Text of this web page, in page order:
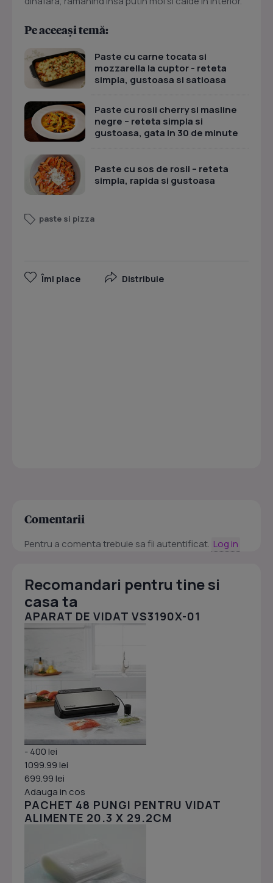
Pe aceeași temă:
Paste cu carne tocata si
mozzarella la cuptor - reteta
simpla, gustoasa si satioasa
Paste cu rosii cherry si masline
negre – reteta simpla si
gustoasa, gata in 30 de minute
Paste cu sos de rosii – reteta
simpla, rapida si gustoasa
paste si pizza
Îmi place Distribuie
Comentarii
Pentru a comenta trebuie sa fii autentificat. Log in
Recomandari pentru tine si
casa ta
APARAT DE VIDAT VS3190X-01
- 400 lei
1099.99 lei
699.99 lei
Adauga in cos
PACHET 48 PUNGI PENTRU VIDAT
ALIMENTE 20.3 X 29.2CM